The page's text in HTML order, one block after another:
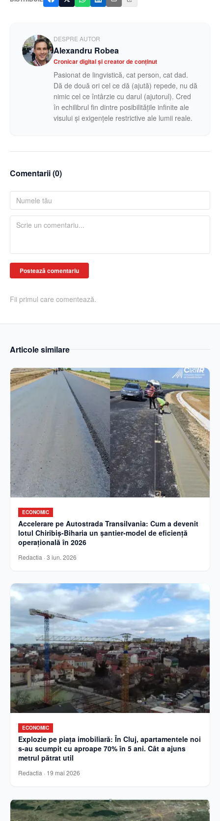
DESPRE AUTOR
Alexandru Robea
Cronicar digital și creator de conținut
Pasionat de lingvistică, cat person, cat dad.
Dă de două ori cel ce dă (ajută) repede, nu dă
nimic cel ce întârzie cu darul (ajutorul). Cred
în echilibrul fin dintre posibilitățile infinite ale
visului și exigențele restrictive ale lumii reale.
Comentarii (0)
Postează comentariu
Fii primul care comentează.
Articole similare
ECONOMIC
Accelerare pe Autostrada Transilvania: Cum a devenit
lotul Chiribiș-Biharia un șantier-model de eficiență
operațională în 2026
Redactia · 3 iun. 2026
ECONOMIC
Explozie pe piața imobiliară: În Cluj, apartamentele noi
s-au scumpit cu aproape 70% în 5 ani. Cât a ajuns
metrul pătrat util
Redactia · 19 mai 2026